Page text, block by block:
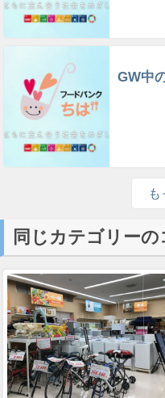
GW中
も
同じカテゴリーの